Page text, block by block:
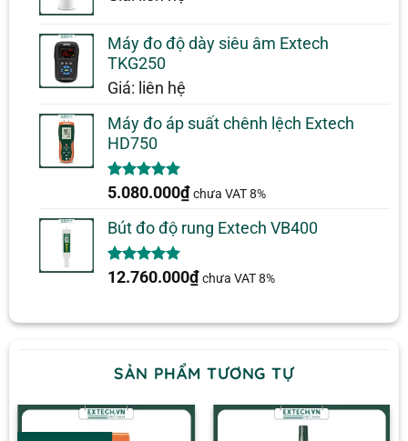
Máy đo độ dày siêu âm Extech
TKG250
Giá: liên hệ
Máy đo áp suất chênh lệch Extech
HD750
5.00trên 5
1
đánh giá
5.080.000₫ chưa VAT 8%
Bút đo độ rung Extech VB400
5.00trên 5
1
12.760.000₫ chưa VAT 8%
SẢN PHẨM TƯƠNG TỰ